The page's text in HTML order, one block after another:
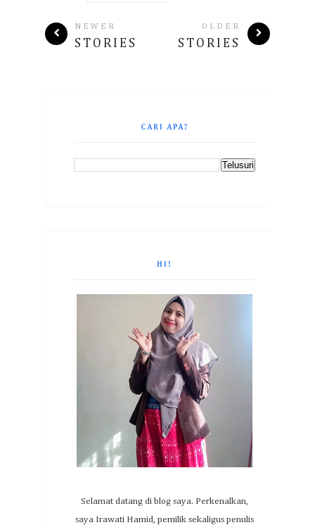
NEWER
STORIES
OLDER
STORIES
CARI APA?
HI!
Selamat datang di blog saya. Perkenalkan,
saya Irawati Hamid, pemilik sekaligus penulis